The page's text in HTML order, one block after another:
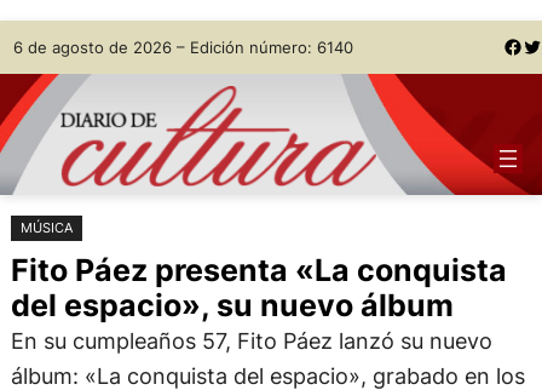
Saltar
al
contenido
Skip
to
content
6 de agosto de 2026 – Edición número: 6140 Facebook Twitter
MÚSICA
Fito Páez presenta «La conquista
del espacio», su nuevo álbum
En su cumpleaños 57, Fito Páez lanzó su nuevo
álbum: «La conquista del espacio», grabado en los